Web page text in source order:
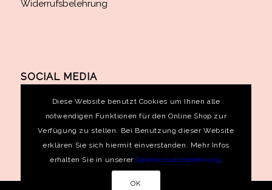
Widerrufsbelehrung
SOCIAL MEDIA
Diese Website benutzt Cookies um Ihnen alle
notwendigen Funktionen für den Online Shop zur
Verfügung zu stellen. Bei Benutzung dieser Website
erklären Sie sich hiermit einverstanden. Mehr Infos
erhalten Sie in unserer Datenschutzbelehrung.
OK